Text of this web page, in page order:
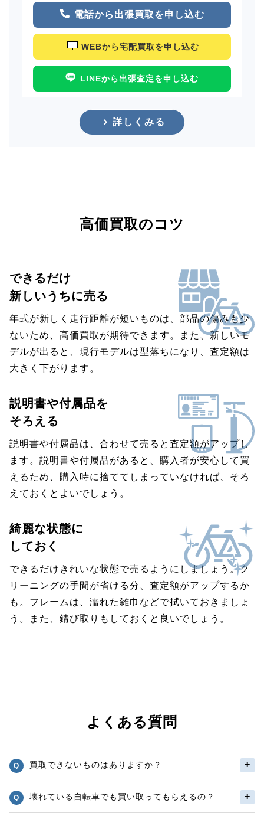
電話から出張買取を申し込む
WEBから宅配買取を申し込む
LINEから出張査定を申し込む
詳しくみる
高価買取のコツ
できるだけ
新しいうちに売る
年式が新しく走行距離が短いものは、部品の傷みも少
ないため、高価買取が期待できます。また、新しいモ
デルが出ると、現行モデルは型落ちになり、査定額は
大きく下がります。
説明書や付属品を
そろえる
説明書や付属品は、合わせて売ると査定額がアップし
ます。説明書や付属品があると、購入者が安心して買
えるため、購入時に捨ててしまっていなければ、そろ
えておくとよいでしょう。
綺麗な状態に
しておく
できるだけきれいな状態で売るようにしましょう。ク
リーニングの手間が省ける分、査定額がアップするか
も。フレームは、濡れた雑巾などで拭いておきましょ
う。また、錆び取りもしておくと良いでしょう。
よくある質問
買取できないものはありますか？
壊れている自転車でも買い取ってもらえるの？